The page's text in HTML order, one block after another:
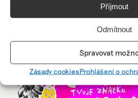
Příjmout
Odmítnout
Spravovat
Zásady cookiesProhlášení o
Irena prošla MF Dnes nebo
Reklama